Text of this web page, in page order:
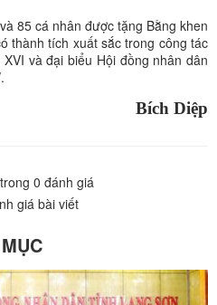
85 cá nhân được tặng Bằng khen
thành tích xuất sắc trong công tác
và đại biểu Hội đồng nhân dân
Bích Diệp
trong 0 đánh giá
giá bài viết